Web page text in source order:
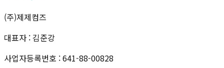
(주)제제컴즈
대표자 : 김준강
사업자등록번호 : 641-88-00828